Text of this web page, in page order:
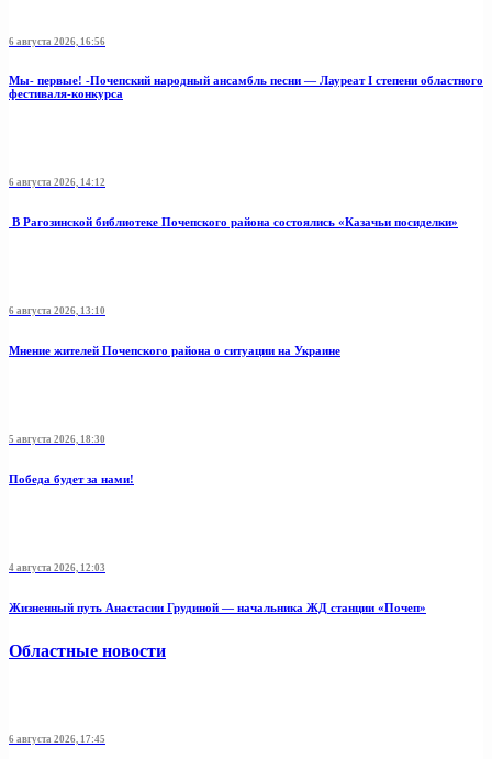
6 августа 2026, 16:56
Мы- первые! -Почепский народный ансамбль песни — Лауреат I степени областного
фестиваля-конкурса
6 августа 2026, 14:12
В Рагозинской библиотеке Почепского района состоялись «Казачьи посиделки»
6 августа 2026, 13:10
Мнение жителей Почепского района о ситуации на Украине
5 августа 2026, 18:30
Победа будет за нами!
4 августа 2026, 12:03
Жизненный путь Анастасии Грудиной — начальника ЖД станции «Почеп»
Областные новости
6 августа 2026, 17:45